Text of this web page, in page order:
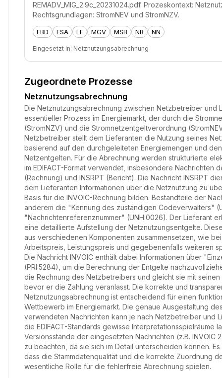
REMADV_MIG_2.9c_20231024.pdf. Prozeskontext:
Rechtsgrundlagen: StromNEV und StromNZV.
EBD ESA LF MGV MSB NB NN
Eingesetzt in: Netznutzungsabrechnung
Zugeordnete Prozesse
Netznutzungsabrechnung
Die Netznutzungsabrechnung zwischen Netzbetreiber und
essentieller Prozess im Energiemarkt, der durch die
(StromNZV) und die Stromnetzentgeltverordnung
Netzbetreiber stellt dem Lieferanten die Nutzung seines
basierend auf den durchgeleiteten Energiemengen und
Netzentgelten. Für die Abrechnung werden strukturierte
im EDIFACT-Format verwendet, insbesondere Nachrichten
(Rechnung) und INSRPT (Bericht). Die Nachricht INSRPT
dem Lieferanten Informationen über die Netznutzung zu
Basis für die INVOIC-Rechnung bilden. Bestandteile der
anderem die "Kennung des zuständigen Codeverwalters"
"Nachrichtenreferenznummer" (UNH:0026). Der Lieferant
eine detaillierte Aufstellung der Netznutzungsentgelte.
aus verschiedenen Komponenten zusammensetzen, wie
Arbeitspreis, Leistungspreis und gegebenenfalls weiteren
Die Nachricht INVOIC enthält dabei Informationen über
(PRI:5284), um die Berechnung der Entgelte
die Rechnung des Netzbetreibers und gleicht sie mit
bevor er die Zahlung veranlasst. Die korrekte und
Netznutzungsabrechnung ist entscheidend für einen
Wettbewerb im Energiemarkt. Die genaue Ausgestaltung
verwendeten Nachrichten kann je nach Netzbetreiber und
die EDIFACT-Standards gewisse Interpretationsspielräume
Versionsstände der eingesetzten Nachrichten (z.B. INVOIC
zu beachten, da sie sich im Detail unterscheiden können.
dass die Stammdatenqualität und die korrekte Zuordnung
wesentliche Rolle für die fehlerfreie Abrechnung spielen.